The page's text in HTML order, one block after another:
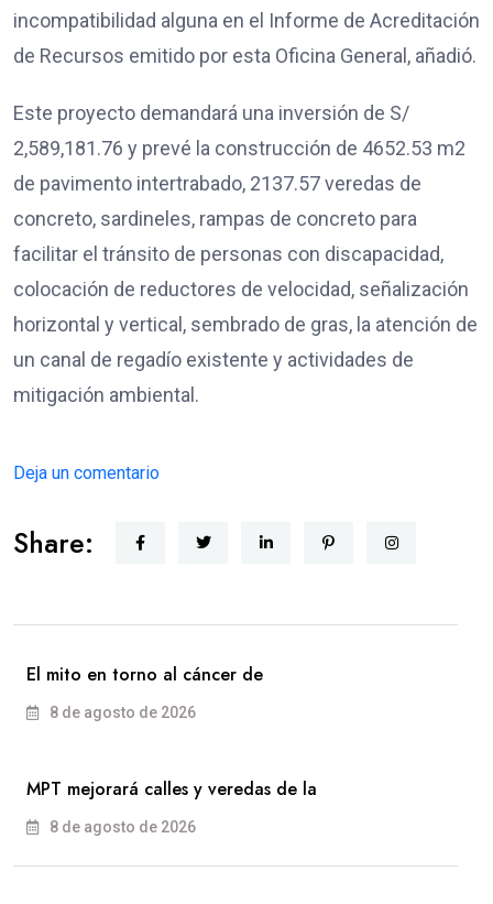
incompatibilidad alguna en el Informe de Acreditación
de Recursos emitido por esta Oficina General, añadió.
Este proyecto demandará una inversión de S/
2,589,181.76 y prevé la construcción de 4652.53 m2
de pavimento intertrabado, 2137.57 veredas de
concreto, sardineles, rampas de concreto para
facilitar el tránsito de personas con discapacidad,
colocación de reductores de velocidad, señalización
horizontal y vertical, sembrado de gras, la atención de
un canal de regadío existente y actividades de
mitigación ambiental.
Deja un comentario
Share:
El mito en torno al cáncer de
8 de agosto de 2026
MPT mejorará calles y veredas de la
8 de agosto de 2026